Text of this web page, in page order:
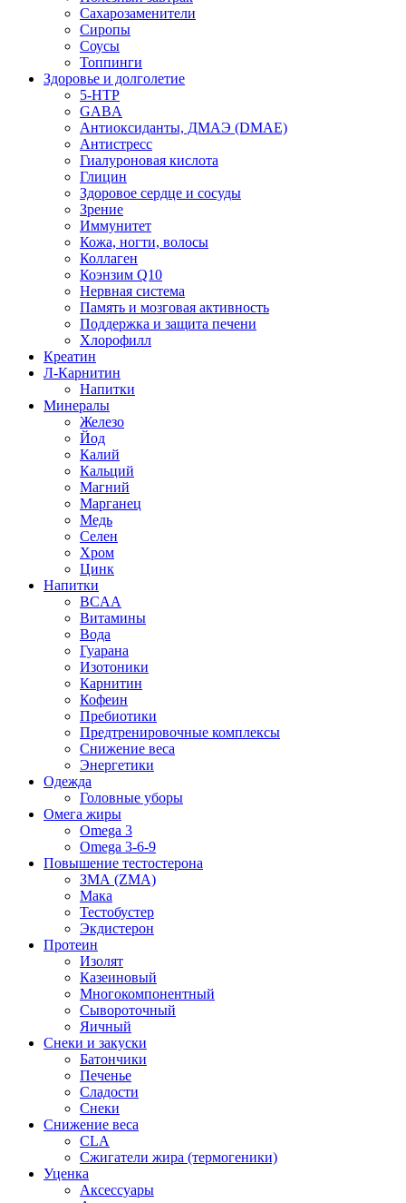
Сахарозаменители
Сиропы
Соусы
Топпинги
Здоровье и долголетие
5-HTP
GABA
Антиоксиданты, ДМАЭ (DMAE)
Антистресс
Гиалуроновая кислота
Глицин
Здоровое сердце и сосуды
Зрение
Иммунитет
Кожа, ногти, волосы
Коллаген
Коэнзим Q10
Нервная система
Память и мозговая активность
Поддержка и защита печени
Хлорофилл
Креатин
Л-Карнитин
Напитки
Минералы
Железо
Йод
Калий
Кальций
Магний
Марганец
Медь
Селен
Хром
Цинк
Напитки
BCAA
Витамины
Вода
Гуарана
Изотоники
Карнитин
Кофеин
Пребиотики
Предтренировочные комплексы
Снижение веса
Энергетики
Одежда
Головные уборы
Омега жиры
Omega 3
Omega 3-6-9
Повышение тестостерона
ЗМА (ZMA)
Мака
Тестобустер
Экдистерон
Протеин
Изолят
Казеиновый
Многокомпонентный
Сывороточный
Яичный
Снеки и закуски
Батончики
Печенье
Сладости
Снеки
Снижение веса
CLA
Сжигатели жира (термогеники)
Уценка
Аксессуары